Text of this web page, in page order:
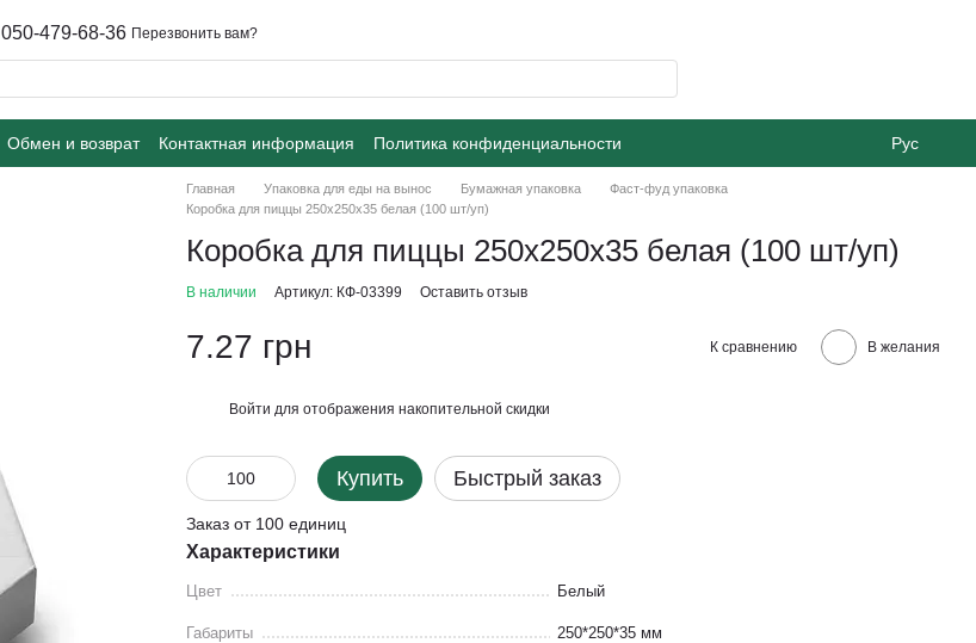
050-479-68-36 Перезвонить вам?
Обмен и возврат Контактная информация
Политика конфиденциальности
Рус
Главная Упаковка для еды на вынос Бумажная упаковка
Фаст-фуд упаковка
Коробка для пиццы 250х250х35 белая (100 шт/уп)
Коробка для пиццы 250х250х35 белая (100 шт/уп)
В наличии Артикул: КФ-03399 Оставить отзыв
7.27 грн К сравнению В желания
Войти для отображения накопительной скидки
Купить Быстрый заказ
Заказ от 100 единиц
Характеристики
Цвет Белый
Габариты 250*250*35 мм